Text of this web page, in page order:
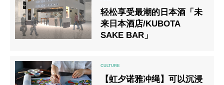
轻松享受最潮的日本酒「未
来日本酒店/KUBOTA
SAKE BAR」
【虹夕诺雅冲绳】可以沉浸